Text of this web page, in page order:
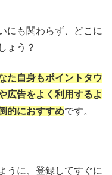
にも関わらず、どこに
ょう？
た自身もポイントタウ
広告をよく利用するよ
的におすすめです。
うに、登録してすぐに